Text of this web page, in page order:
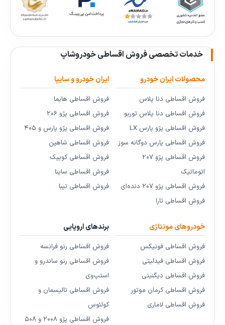
خدمات تخصصی فروش اقساطی خودروشاپ
محصولات ایران خودرو
فروش اقساطی دنا پلاس
فروش اقساطی دنا پلاس توربو
فروش اقساطی پژو پارس LX
فروش اقساطی پارس دوگانه سوز
فروش اقساطی پژو ۲۰۷
اتوماتیک
فروش اقساطی پژو ۲۰۷ دنده‌ای
فروش اقساطی تارا
ایران خودرو و سایپا
فروش اقساطی هایما
فروش اقساطی پژو ۲۰۶
فروش اقساطی پژو پارس و ۴۰۵
فروش اقساطی شاهین
فروش اقساطی کوییک
فروش اقساطی ساینا
فروش اقساطی تیبا
خودروهای مونتاژی
فروش اقساطی فونیکس
فروش اقساطی فیدلیتی
فروش اقساطی دیگنیتی
فروش اقساطی کرمان موتور
فروش اقساطی لاماری
برندهای اروپایی
فروش اقساطی رنو فرانسه
فروش اقساطی رنو ساندرو و
استپ‌وی
فروش اقساطی تالیسمان و
کولئوس
فروش اقساطی پژو ۲۰۰۸ و ۵۰۸